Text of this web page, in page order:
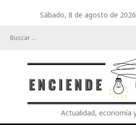
Sábado, 8 de agosto de 2026
Actualidad, economía